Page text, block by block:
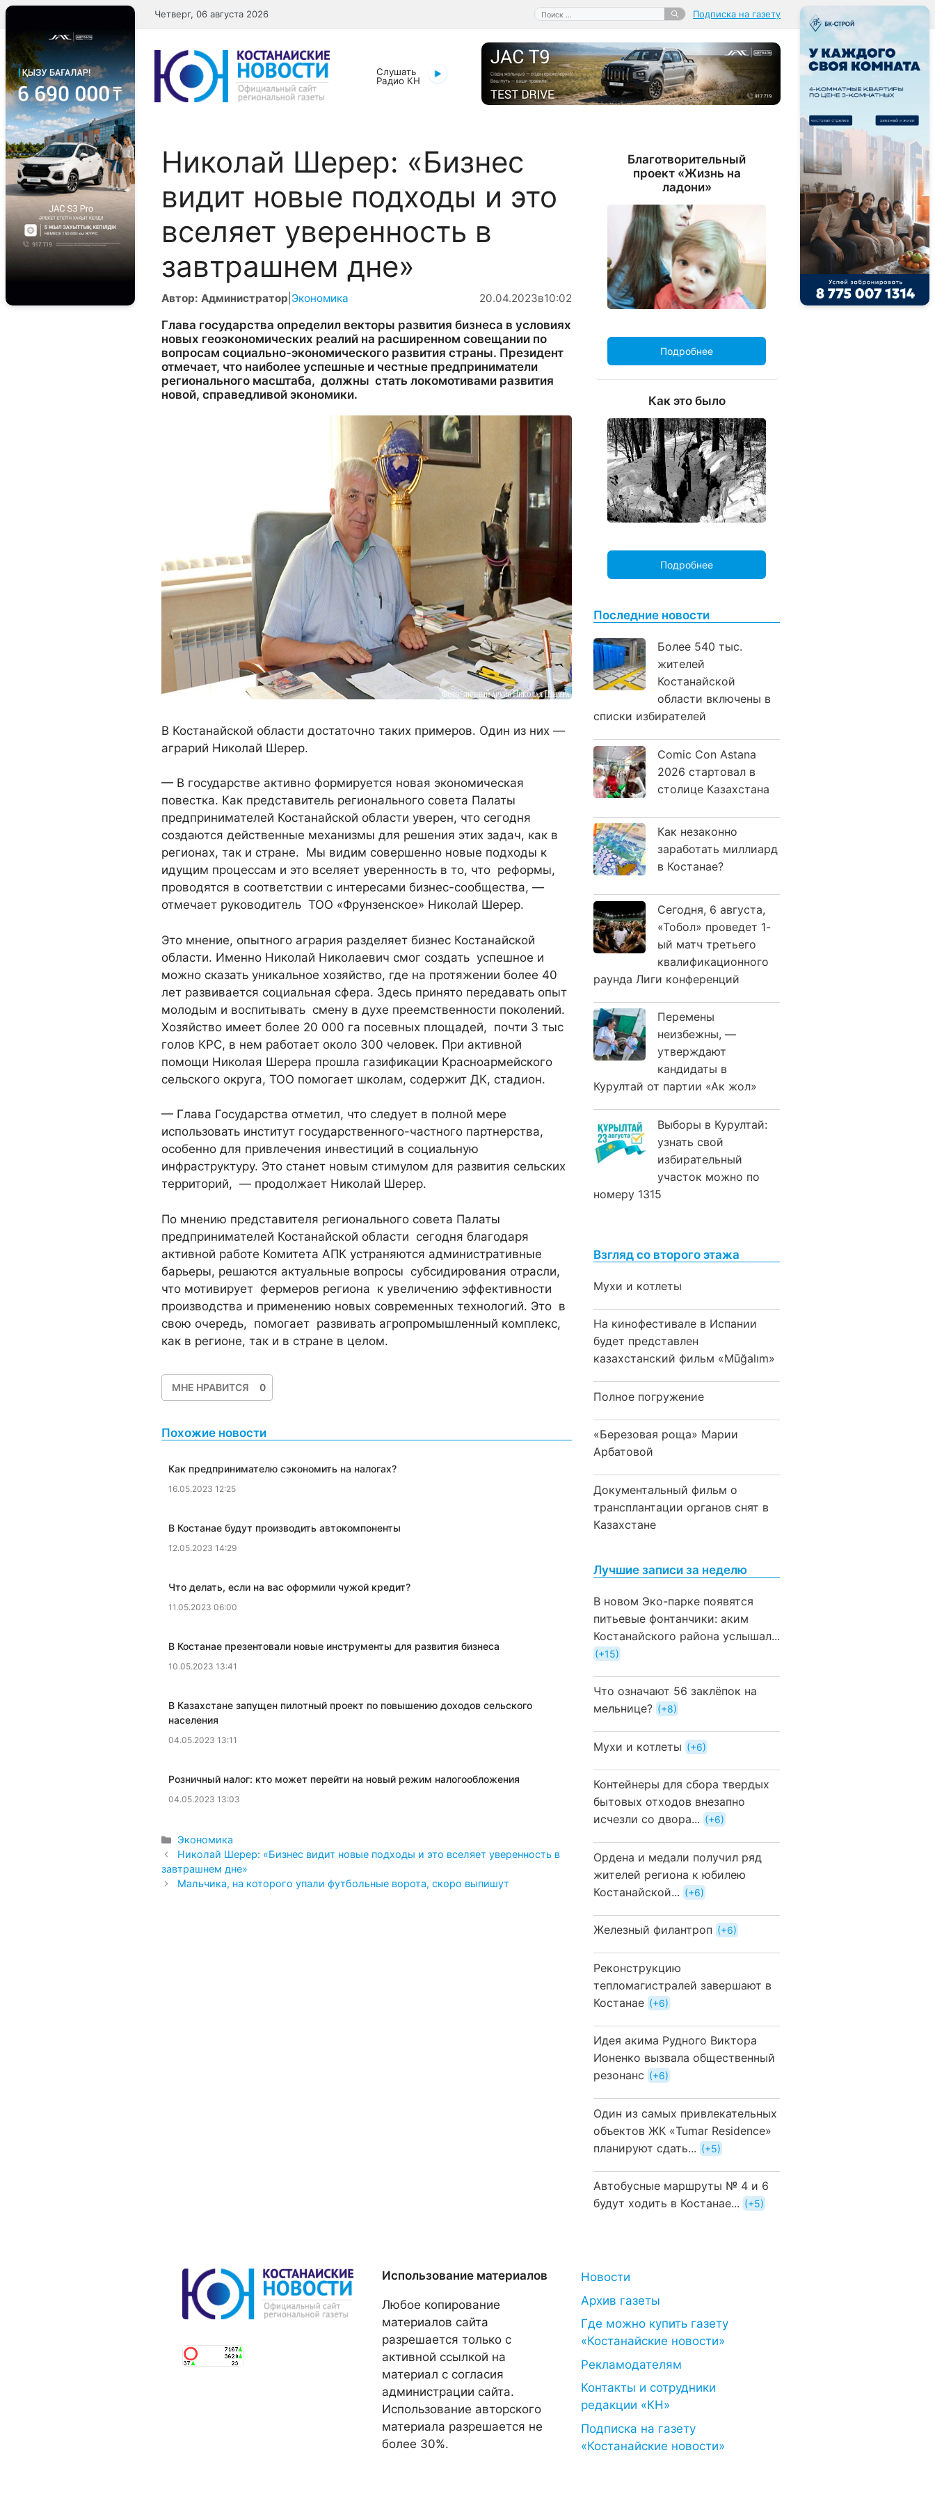
Перейти
к
содержимому
Поиск:
Четверг, 06 августа 2026 Подписка на газету
Слушать
Радио КН
​Николай Шерер: «Бизнес
видит новые подходы и это
вселяет уверенность в
завтрашнем дне»
Автор: Администратор Экономика 20.04.2023в10:02
Глава государства определил векторы развития бизнеса в условиях
новых геоэкономических реалий на расширенном совещании по
вопросам социально-экономического развития страны. Президент
отмечает, что наиболее успешные и честные предприниматели
регионального масштаба, должны стать локомотивами развития
новой, справедливой экономики.
В Костанайской области достаточно таких примеров. Один из них —
аграрий Николай Шерер.
— В государстве активно формируется новая экономическая
повестка. Как представитель регионального совета Палаты
предпринимателей Костанайской области уверен, что сегодня
создаются действенные механизмы для решения этих задач, как в
регионах, так и стране. Мы видим совершенно новые подходы к
идущим процессам и это вселяет уверенность в то, что реформы,
проводятся в соответствии с интересами бизнес-сообщества, —
отмечает руководитель ТОО «Фрунзенское» Николай Шерер.
Это мнение, опытного агрария разделяет бизнес Костанайской
области. Именно Николай Николаевич смог создать успешное и
можно сказать уникальное хозяйство, где на протяжении более 40
лет развивается социальная сфера. Здесь принято передавать опыт
молодым и воспитывать смену в духе преемственности поколений.
Хозяйство имеет более 20 000 га посевных площадей, почти 3 тыс
голов КРС, в нем работает около 300 человек. При активной
помощи Николая Шерера прошла газификации Красноармейского
сельского округа, ТОО помогает школам, содержит ДК, стадион.
— Глава Государства отметил, что следует в полной мере
использовать институт государственного-частного партнерства,
особенно для привлечения инвестиций в социальную
инфраструктуру. Это станет новым стимулом для развития сельских
территорий, — продолжает Николай Шерер.
По мнению представителя регионального совета Палаты
предпринимателей Костанайской области сегодня благодаря
активной работе Комитета АПК устраняются административные
барьеры, решаются актуальные вопросы субсидирования отрасли,
что мотивирует фермеров региона к увеличению эффективности
производства и применению новых современных технологий. Это в
свою очередь, помогает развивать агропромышленный комплекс,
как в регионе, так и в стране в целом.
МНЕ НРАВИТСЯ 0
Похожие новости
​Как предпринимателю сэкономить на налогах?
16.05.2023 12:25
​В Костанае будут производить автокомпоненты
12.05.2023 14:29
Что делать, если на вас оформили чужой кредит?
11.05.2023 06:00
​В Костанае презентовали новые инструменты для развития бизнеса
10.05.2023 13:41
В Казахстане запущен пилотный проект по повышению доходов сельского
населения
04.05.2023 13:11
​Розничный налог: кто может перейти на новый режим налогообложения
04.05.2023 13:03
Рубрики
Экономика
​Николай Шерер: «Бизнес видит новые подходы и это вселяет уверенность в
завтрашнем дне»
Мальчика, на которого упали футбольные ворота, скоро выпишут
Благотворительный
проект «Жизнь на
ладони»
Подробнее
Как это было
Подробнее
Последние новости
Более 540 тыс.
жителей
Костанайской
области включены в
списки избирателей
Comic Con Astana
2026 стартовал в
столице Казахстана
Как незаконно
заработать миллиард
в Костанае?
Сегодня, 6 августа,
«Тобол» проведет 1-
ый матч третьего
квалификационного
раунда Лиги конференций
Перемены
неизбежны, —
утверждают
кандидаты в
Курултай от партии «Ак жол»
Выборы в Курултай:
узнать свой
избирательный
участок можно по
номеру 1315
Взгляд со второго этажа
Мухи и котлеты
На кинофестивале в Испании
будет представлен
казахстанский фильм «Mūğalım»
Полное погружение
«Березовая роща» Марии
Арбатовой
Документальный фильм о
трансплантации органов снят в
Казахстане
Лучшие записи за неделю
В новом Эко-парке появятся
питьевые фонтанчики: аким
Костанайского района услышал...
+15
Что означают 56 заклёпок на
мельнице?
+8
Мухи и котлеты +6
Контейнеры для сбора твердых
бытовых отходов внезапно
исчезли со двора...
+6
Ордена и медали получил ряд
жителей региона к юбилею
Костанайской...
+6
Железный филантроп +6
Реконструкцию
тепломагистралей завершают в
Костанае
+6
Идея акима Рудного Виктора
Ионенко вызвала общественный
резонанс
+6
Один из самых привлекательных
объектов ЖК «Tumar Residence»
планируют сдать...
+5
Автобусные маршруты № 4 и 6
будут ходить в Костанае...
+5
Использование материалов
Любое копирование
материалов сайта
разрешается только с
активной ссылкой на
материал с согласия
администрации сайта.
Использование авторского
материала разрешается не
более 30%.
Новости
Архив газеты
Где можно купить газету
«Костанайские новости»
Рекламодателям
Контакты и сотрудники
редакции «КН»
Подписка на газету
«Костанайские новости»